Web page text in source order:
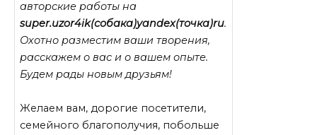
авторские работы на
super.uzor4ik(собака)yandex(точка)ru.
Охотно разместим ваши творения,
расскажем о вас и о вашем опыте.
Будем рады новым друзьям!
Желаем вам, дорогие посетители,
семейного благополучия, побольше